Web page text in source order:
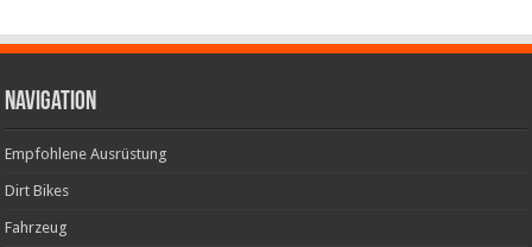
Navigation
Empfohlene Ausrüstung
Dirt Bikes
Fahrzeug